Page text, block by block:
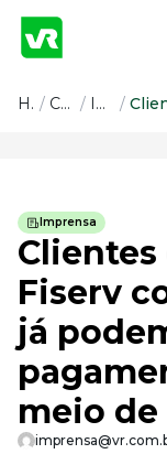
Conteúdo
Todas as
Confira nossos
Impulsione o
Legislação
Fique por
Pessoas e
Aprimore a
Educação
Saiba como
Home/ Conteúdo / Imprensa /
Imprensa
Clientes
Fiserv
já
meio de